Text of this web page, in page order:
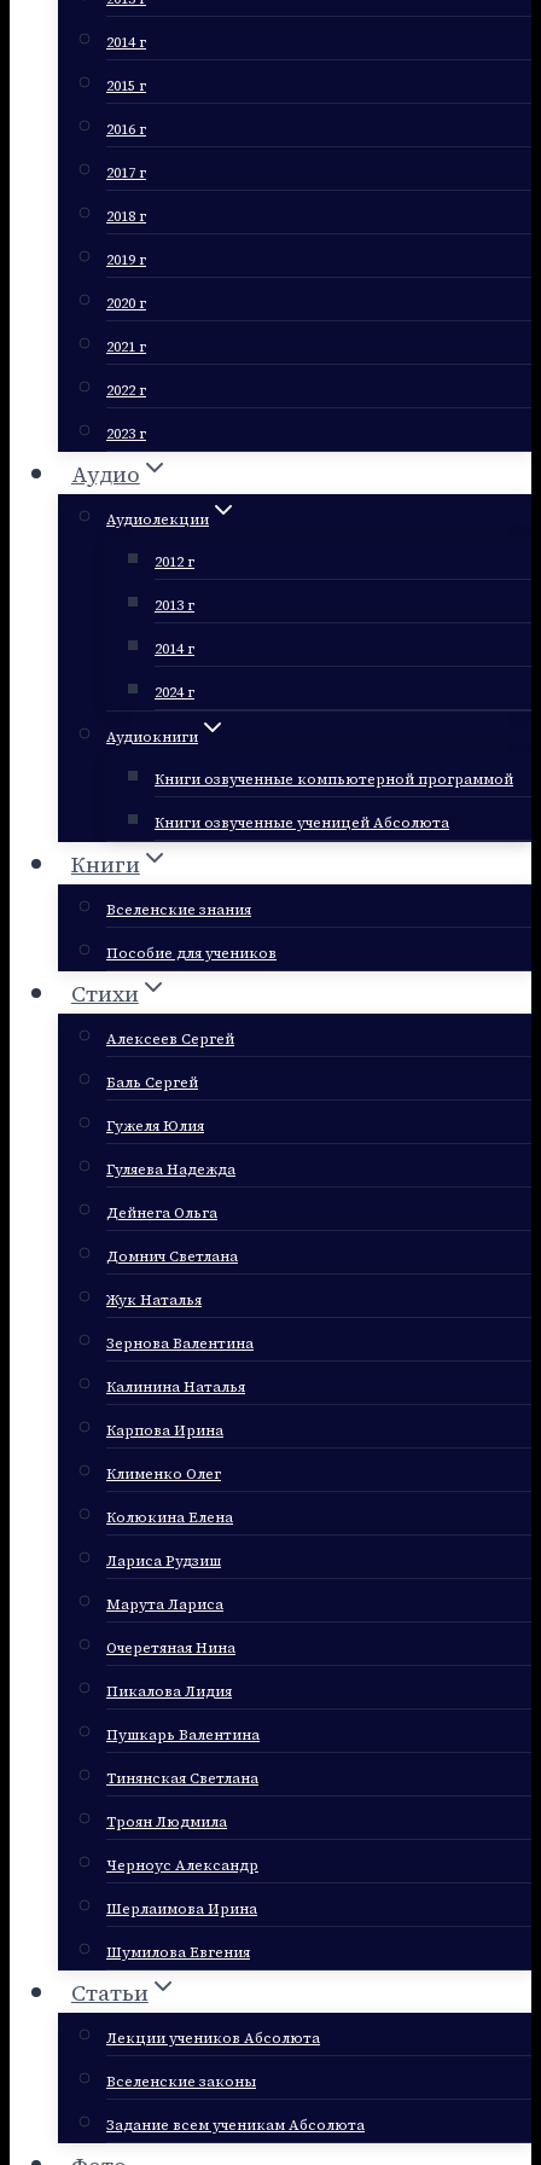
2014 г
2015 г
2016 г
2017 г
2018 г
2019 г
2020 г
2021 г
2022 г
2023 г
Аудио
Аудиолекции
2012 г
2013 г
2014 г
2024 г
Аудиокниги
Книги озвученные компьютерной программой
Книги озвученные ученицей Абсолюта
Книги
Вселенские знания
Пособие для учеников
Стихи
Алексеев Сергей
Баль Сергей
Гужеля Юлия
Гуляева Надежда
Дейнега Ольга
Домнич Светлана
Жук Наталья
Зернова Валентина
Калинина Наталья
Карпова Ирина
Клименко Олег
Колюкина Елена
Лариса Рудзиш
Марута Лариса
Очеретяная Нина
Пикалова Лидия
Пушкарь Валентина
Тинянская Светлана
Троян Людмила
Черноус Александр
Шерлаимова Ирина
Шумилова Евгения
Статьи
Лекции учеников Абсолюта
Вселенские законы
Задание всем ученикам Абсолюта